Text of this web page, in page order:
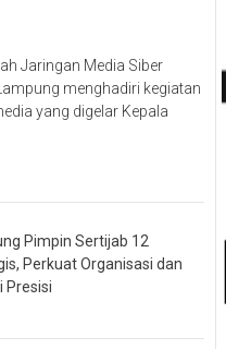
Jaringan Media Siber
menghadiri kegiatan
yang digelar Kepala
Pimpin Sertijab 12
Perkuat Organisasi dan
Presisi